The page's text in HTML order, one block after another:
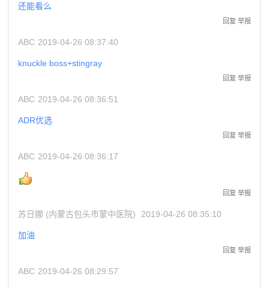
还能看么
回复 举报
ABC 2019-04-26 08:37:40
knuckle boss+stingray
回复 举报
ABC 2019-04-26 08:36:51
ADR优选
回复 举报
ABC 2019-04-26 08:36:17
回复 举报
苏日娜 (内蒙古包头市蒙中医院) 2019-04-26 08:35:10
加油
回复 举报
ABC 2019-04-26 08:29:57